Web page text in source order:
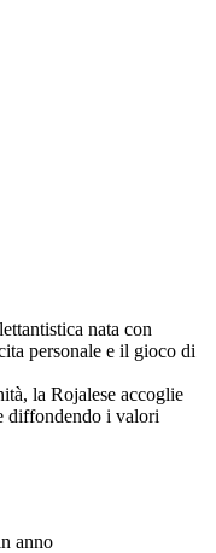
nata con
personale e il gioco di
la Rojalese accoglie
diffondendo i valori
anno